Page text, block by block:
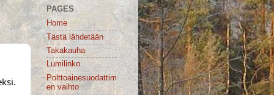
PAGES
Home
Tästä lähdetään
Takakauha
Lumilinko
Polttoainesuodattim
en vaihto